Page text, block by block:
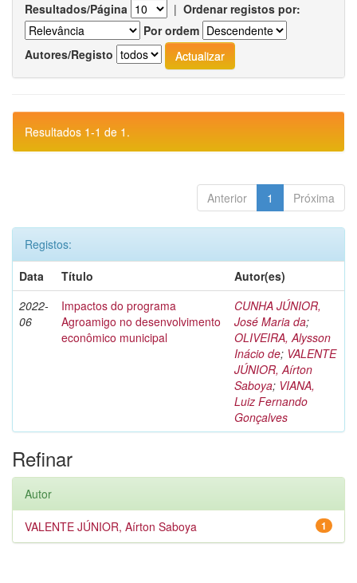
Resultados/Página | Ordenar registos por:
Por ordem
Autores/Registo
Resultados 1-1 de 1.
Anterior 1 Próxima
Registos:
Data
Título
Autor(es)
2022-
06
Impactos do programa
Agroamigo no desenvolvimento
econômico municipal
CUNHA JÚNIOR,
José Maria da;
OLIVEIRA, Alysson
Inácio de; VALENTE
JÚNIOR, Aírton
Saboya; VIANA,
Luiz Fernando
Gonçalves
Refinar
Autor
1
VALENTE JÚNIOR, Aírton Saboya